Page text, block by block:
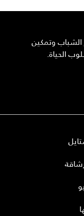
وتمكين
الحياة.